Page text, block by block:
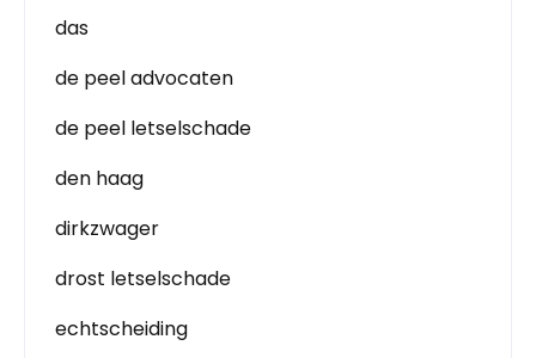
das
de peel advocaten
de peel letselschade
den haag
dirkzwager
drost letselschade
echtscheiding